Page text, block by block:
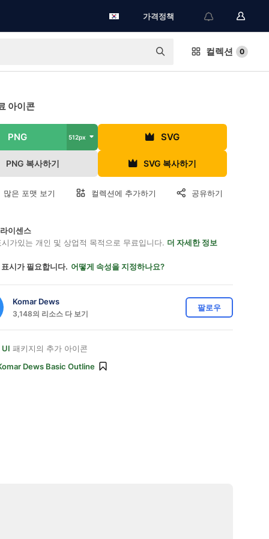
가격정책
컬렉션 0
아이콘
PNG 512px SVG
PNG 복사하기 SVG 복사하기
많은 포맷 보기 컬렉션에 추가하기 공유하기
이센스
가있는 개인 및 상업적 목적으로 무료입니다. 더 자세한 정보
시가 필요합니다. 어떻게 속성을 지정하나요?
Komar Dews
3,148의 리소스 다 보기
팔로우
패키지의 추가 아이콘
Dews Basic Outline